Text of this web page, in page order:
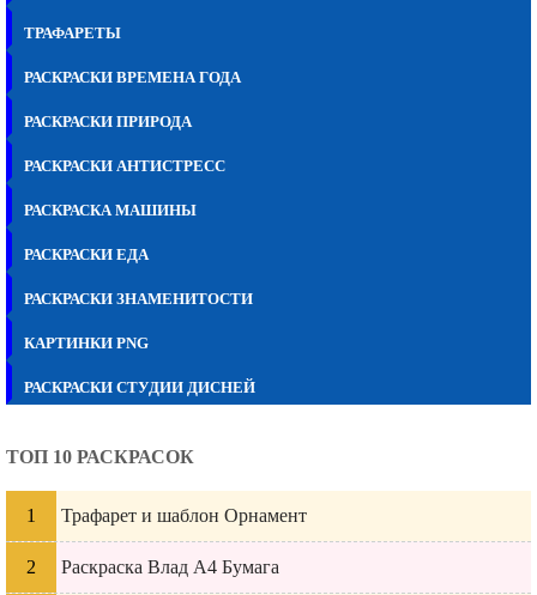
ТРАФАРЕТЫ
РАСКРАСКИ ВРЕМЕНА ГОДА
РАСКРАСКИ ПРИРОДА
РАСКРАСКИ АНТИСТРЕСС
РАСКРАСКА МАШИНЫ
РАСКРАСКИ ЕДА
РАСКРАСКИ ЗНАМЕНИТОСТИ
КАРТИНКИ PNG
РАСКРАСКИ СТУДИИ ДИСНЕЙ
ТОП 10 РАСКРАСОК
Трафарет и шаблон Орнамент
Раскраска Влад А4 Бумага